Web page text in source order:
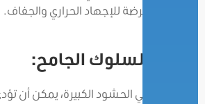
عرضة للإجهاد الحراري والجفاف.
السلوك الجامح:
في الحشود الكبيرة، يمكن أن